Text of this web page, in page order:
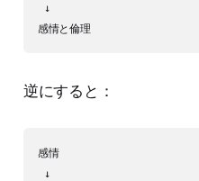
↓
逆にすると：
感情
↓